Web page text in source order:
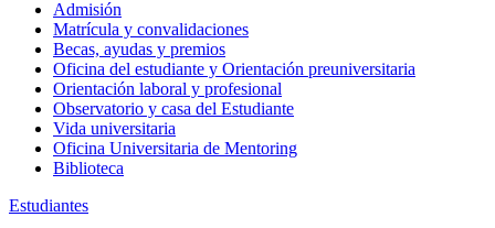
Admisión
Matrícula y convalidaciones
Becas, ayudas y premios
Oficina del estudiante y Orientación preuniversitaria
Orientación laboral y profesional
Observatorio y casa del Estudiante
Vida universitaria
Oficina Universitaria de Mentoring
Biblioteca
Estudiantes